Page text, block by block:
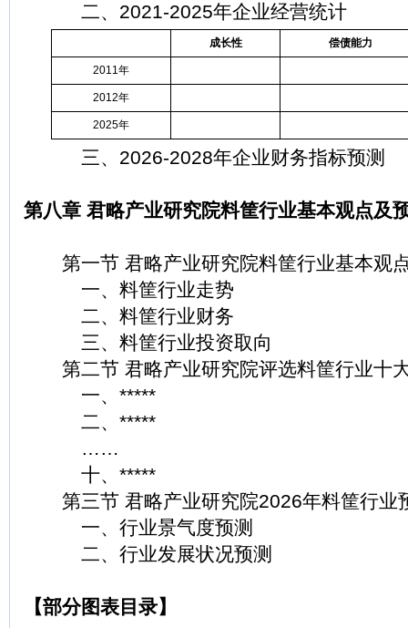
二、2021-2025年企业经营统计
成长性 偿债能力
2011年
2012年
2025年
三、2026-2028年企业财务指标预测
第八章 君略产业研究院料筐行业基本观点及
第一节 君略产业研究院料筐行业基本观
一、料筐行业走势
二、料筐行业财务
三、料筐行业投资取向
第二节 君略产业研究院评选料筐行业十
一、*****
二、*****
……
十、*****
第三节 君略产业研究院2026年料筐行业
一、行业景气度预测
二、行业发展状况预测
【部分图表目录】